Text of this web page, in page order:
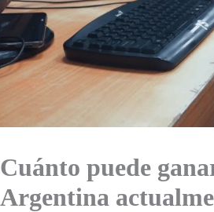
Cuánto puede
Argentina